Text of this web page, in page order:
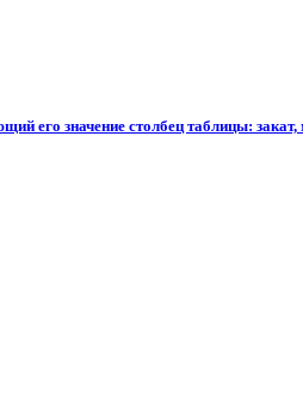
его значение столбец таблицы: